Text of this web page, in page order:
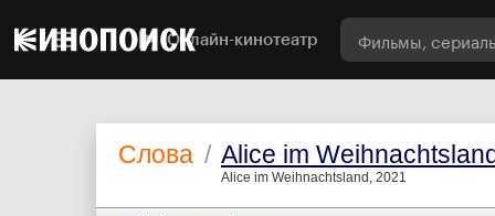
Онлайн-кинотеатр
Слова / Alice im
Alice im Weihnachtsland, 2021